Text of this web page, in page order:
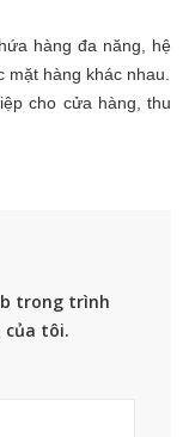
hàng đa năng, hệ
mặt hàng khác nhau.
cho cửa hàng, thu
trong trình
của tôi.